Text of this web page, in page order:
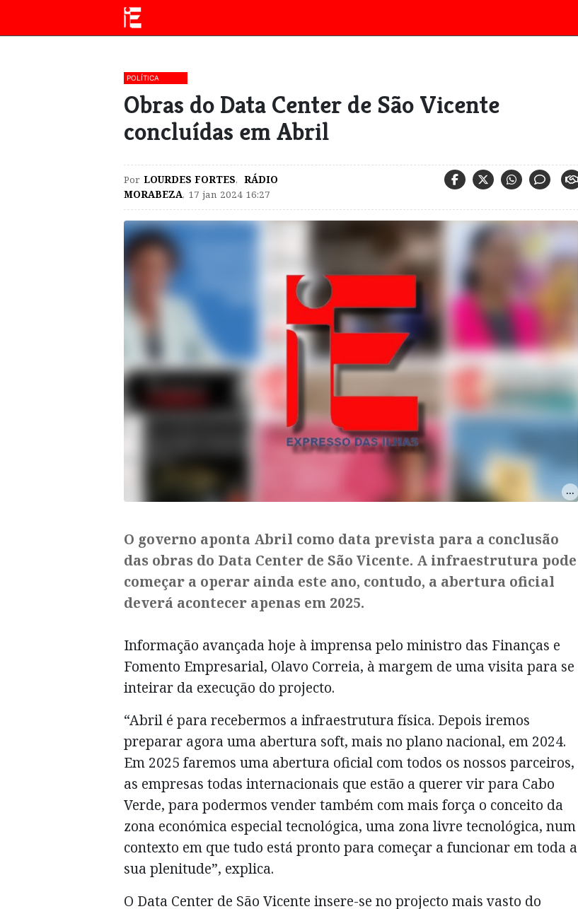
POLÍTICA
Obras do Data Center de São Vicente
concluídas em Abril
Por LOURDES FORTES, RÁDIO
MORABEZA, 17 jan 2024 16:27
O governo aponta Abril como data prevista para a conclusão
das obras do Data Center de São Vicente. A infraestrutura pode
começar a operar ainda este ano, contudo, a abertura oficial
deverá acontecer apenas em 2025.
Informação avançada hoje à imprensa pelo ministro das Finanças e
Fomento Empresarial, Olavo Correia, à margem de uma visita para se
inteirar da execução do projecto.
“Abril é para recebermos a infraestrutura física. Depois iremos
preparar agora uma abertura soft, mais no plano nacional, em 2024.
Em 2025 faremos uma abertura oficial com todos os nossos parceiros,
as empresas todas internacionais que estão a querer vir para Cabo
Verde, para podermos vender também com mais força o conceito da
zona económica especial tecnológica, uma zona livre tecnológica, num
contexto em que tudo está pronto para começar a funcionar em toda a
sua plenitude”, explica.
O Data Center de São Vicente insere-se no projecto mais vasto do